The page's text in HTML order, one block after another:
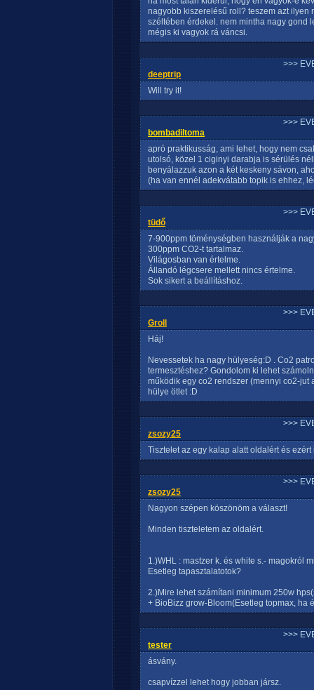
nagyobb kiszerelésű roll? teszem azt ilyen
széltében érdekel. nem mintha nagy gond
mégis ki vagyok rá váncsi.
>>>
deeptrip
Will try it!
>>>
bombadiltoma
apró praktikusság, ami lehet, hogy nem
utolsó, közel 1 ciginyi darabja is sérülés
benyálazzuk azon a két keskeny sávon,
(ha van ennél adekvátabb topik is ehhez,
>>>
tüdő
7-900ppm töménységben használják a
300ppm CO2-t tartalmaz.
Világosban van értelme.
Állandó légcsere mellett nincs értelme.
Sok sikert a beállításhoz.
>>>
Groll
Háj!
Nevessetek ha nagy hülyeség:D . Co2
termesztéshez? Gondolom ki lehet
működik egy co2 rendszer (mennyi co2-
hülye ötlet :D
>>>
zsozy25
Tisztelet az egy kalap alatt oldalért és
>>>
zsozy25
Nagyon szépen köszönöm a választ!
Minden tiszteletem az oldalért.
1.)WHL : mastzer k. és white s.- magokról
Esetleg tapasztalatotok?
2.)Mire lehet számítani minimum 250w
+ BioBizz grow-Bloom(Esetleg topmax, ha
>>>
tester
ásvány.
csapvízzel lehet hogy jobban jársz.